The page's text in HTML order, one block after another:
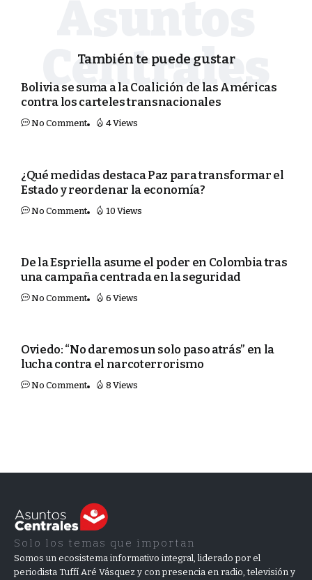
También te puede gustar
Bolivia se suma a la Coalición de las Américas
contra los carteles transnacionales
No Comment 4 Views
¿Qué medidas destaca Paz para transformar el
Estado y reordenar la economía?
No Comment 10 Views
De la Espriella asume el poder en Colombia tras
una campaña centrada en la seguridad
No Comment 6 Views
Oviedo: “No daremos un solo paso atrás” en la
lucha contra el narcoterrorismo
No Comment 8 Views
Solo los temas que importan
Somos un ecosistema informativo integral, liderado por el
periodista Tuffí Aré Vásquez y con presencia en radio, televisión y